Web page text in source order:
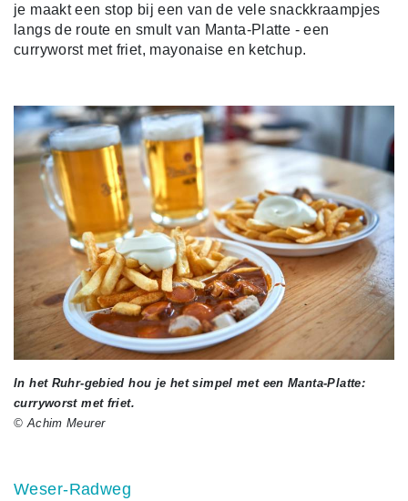
je maakt een stop bij een van de vele snackkraampjes
langs de route en smult van Manta-Platte - een
curryworst met friet, mayonaise en ketchup.
In het Ruhr-gebied hou je het simpel met een Manta-Platte:
curryworst met friet.
© Achim Meurer
Weser-Radweg